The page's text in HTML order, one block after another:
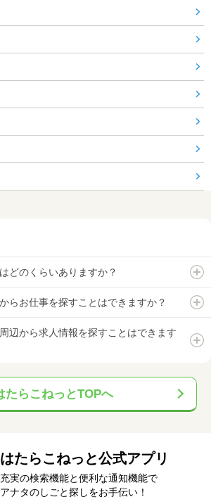
どのくらいありますか？
らお仕事を探すことはできますか？
辺から求人情報を探すことはできます
たらこねっとTOPへ
はたらこねっと公式アプリ
充実の検索機能と便利な通知機能で
アナタのしごと探しをお手伝い！